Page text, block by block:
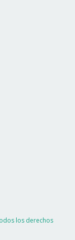
los derechos